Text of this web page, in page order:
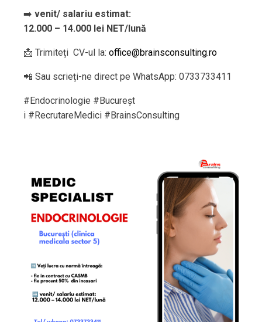
➡️ venit/ salariu estimat:
12.000 – 14.000 lei NET/lună
📩 Trimiteți CV-ul la: office@brainsconsulting.ro
📲 Sau scrieți-ne direct pe WhatsApp: 0733733411
#Endocrinologie #Bucureșt
i #RecrutareMedici #BrainsConsulting